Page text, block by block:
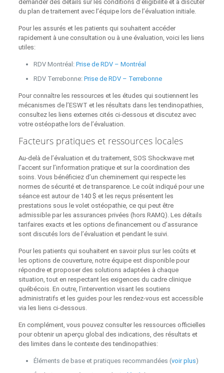
demander des détails sur les conditions d’éligibilité et à discuter
du plan de traitement avec l’équipe lors de l’évaluation initiale.
Pour les assurés et les patients qui souhaitent accéder
rapidement à une consultation ou à une évaluation, voici les liens
utiles:
RDV Montréal: Prise de RDV – Montréal
RDV Terrebonne: Prise de RDV – Terrebonne
Pour connaître les ressources et les études qui soutiennent les
mécanismes de l’ESWT et les résultats dans les tendinopathies,
consultez les liens externes cités ci‑dessous et discutez avec
votre ostéopathe lors de l’évaluation.
Facteurs pratiques et ressources locales
Au‑delà de l’évaluation et du traitement, SOS Shockwave met
l’accent sur l’information pratique et sur la coordination des
soins. Vous bénéficiez d’un cheminement qui respecte les
normes de sécurité et de transparence. Le coût indiqué pour une
séance est autour de 140 $ et les reçus présentent les
prestations sous le volet ostéopathie, ce qui peut être
admissible par les assurances privées (hors RAMQ). Les détails
tarifaires exacts et les options de financement ou d’assurance
sont discutés lors de l’évaluation et pendant le suivi.
Pour les patients qui souhaitent en savoir plus sur les coûts et
les options de couverture, notre équipe est disponible pour
répondre et proposer des solutions adaptées à chaque
situation, tout en respectant les exigences du cadre clinique
québécois. En outre, l’intervention visant les soutiens
administratifs et les guides pour les rendez‑vous est accessible
via les liens ci‑dessous.
En complément, vous pouvez consulter les ressources officielles
pour obtenir un aperçu global des indications, des résultats et
des limites dans le contexte des tendinopathies:
Éléments de base et pratiques recommandées (voir plus)